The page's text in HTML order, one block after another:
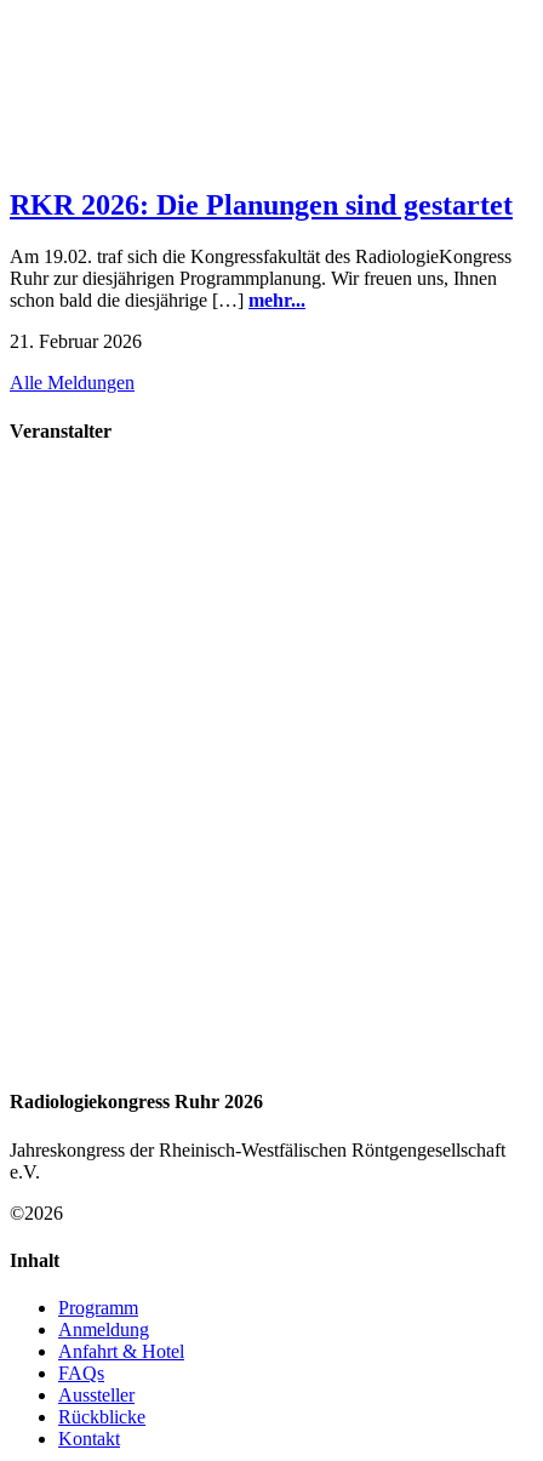
RKR 2026: Die Planungen sind gestartet
Am 19.02. traf sich die Kongressfakultät des RadiologieKongress
Ruhr zur diesjährigen Programmplanung. Wir freuen uns, Ihnen
schon bald die diesjährige […] mehr...
21. Februar 2026
Alle Meldungen
Veranstalter
Radiologiekongress Ruhr 2026
Jahreskongress der Rheinisch-Westfälischen Röntgengesellschaft
e.V.
©2026
Inhalt
Programm
Anmeldung
Anfahrt & Hotel
FAQs
Aussteller
Rückblicke
Kontakt